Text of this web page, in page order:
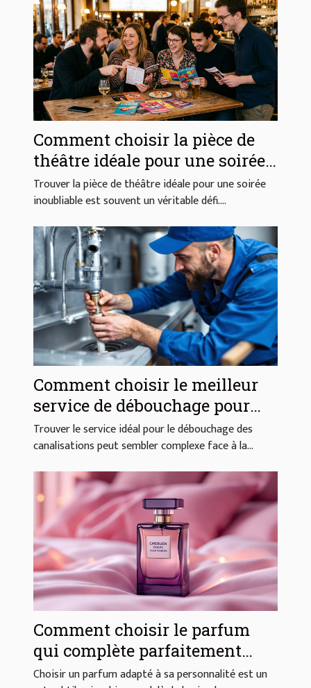
Comment choisir la pièce de
théâtre idéale pour une soirée
réussie ?
Trouver la pièce de théâtre idéale pour une soirée
inoubliable est souvent un véritable défi....
Comment choisir le meilleur
service de débouchage pour
vos canalisations ?
Trouver le service idéal pour le débouchage des
canalisations peut sembler complexe face à la...
Comment choisir le parfum
qui complète parfaitement
votre style ?
Choisir un parfum adapté à sa personnalité est un